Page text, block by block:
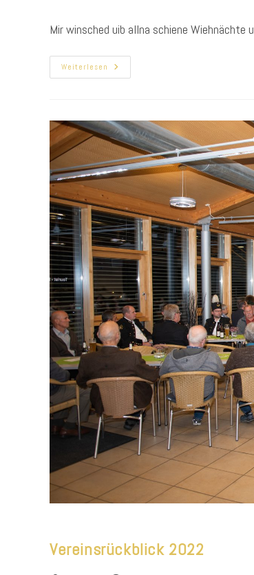
Mir winsched uib allna schiene
Weiterlesen Weihnachten
2022
Vereinsrückblick 2022